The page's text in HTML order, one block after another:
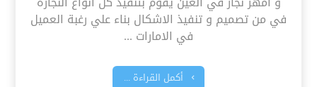
في من تصميم و تنفيذ الاشكال بناء علي رغبة العميل
في الامارات ...
أكمل القراءة ...